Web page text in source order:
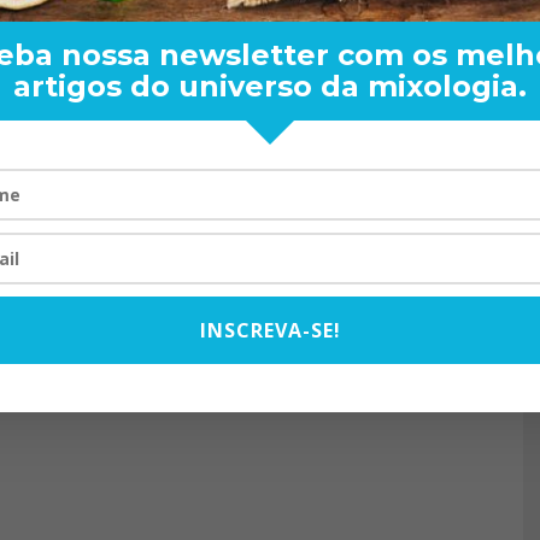
RAND BARTENDER: DE
VISTA PARA O MUNDO
nossa newsletter com os
artigos do universo da mixologia.
INSCREVA-SE!